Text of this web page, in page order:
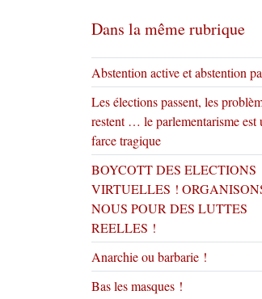
Dans la même rubrique
Abstention active et abstention
Les élections passent, les
restent … le parlementarisme est
farce tragique
BOYCOTT DES ELECTIONS
VIRTUELLES !
NOUS POUR DES LUTTES
REELLES !
Anarchie ou barbarie !
Bas les masques !